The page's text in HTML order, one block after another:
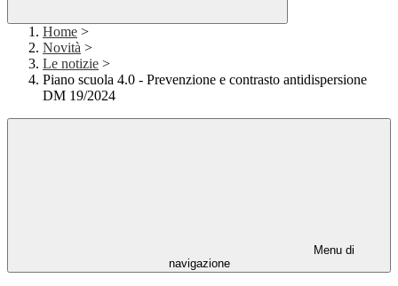
Home >
Novità >
Le notizie >
Piano scuola 4.0 - Prevenzione e contrasto antidispersione
DM 19/2024
Menu di
navigazione